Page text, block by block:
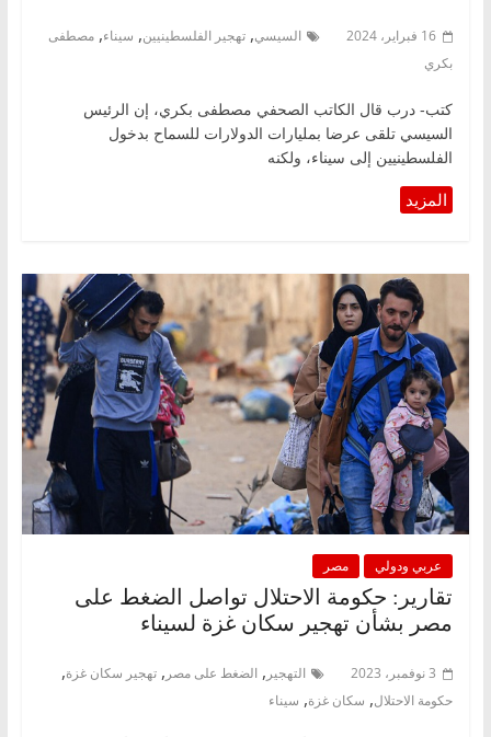
16 فبراير، 2024 السيسي, تهجير الفلسطينيين, سيناء, مصطفى
بكري
كتب- درب قال الكاتب الصحفي مصطفى بكري، إن الرئيس
السيسي تلقى عرضا بمليارات الدولارات للسماح بدخول
الفلسطينيين إلى سيناء، ولكنه
عربي ودولي مصر
تقارير: حكومة الاحتلال تواصل الضغط على
مصر بشأن تهجير سكان غزة لسيناء
3 نوفمبر، 2023 التهجير , الضغط على مصر , تهجير سكان غزة,
حكومة الاحتلال, سكان غزة, سيناء